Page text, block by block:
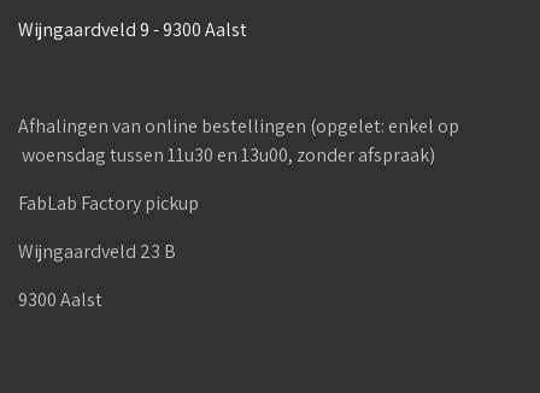
Wijngaardveld 9 - 9300 Aalst
Afhalingen van online bestellingen (opgelet: enkel op
woensdag tussen 11u30 en 13u00, zonder afspraak)
FabLab Factory pickup
Wijngaardveld 23 B
9300 Aalst